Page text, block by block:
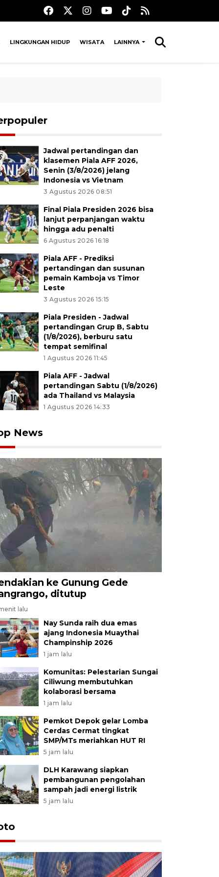
LINGKUNGAN HIDUP WISATA LAINNYA
Jadwal pertandingan dan
klasemen Piala AFF 2026,
Senin (3/8/2026) jelang
Indonesia vs Vietnam
3 Agustus 2026 08:51
Final Piala Presiden 2026 bisa
lanjut perpanjangan waktu
hingga adu penalti
6 Agustus 2026 16:18
Piala AFF - Prediksi
pertandingan dan susunan
pemain Kamboja vs Timor
Leste
3 Agustus 2026 15:15
Piala Presiden - Jadwal
pertandingan Grup B, Sabtu
(1/8/2026), berburu satu
tempat semifinal
1 Agustus 2026 11:45
Piala AFF - Jadwal
pertandingan Sabtu (1/8/2026)
ada Thailand vs Malaysia
1 Agustus 2026 14:33
News
ke Gunung Gede
ditutup
lalu
Nay Sunda raih dua emas
ajang Indonesia Muaythai
Champinship 2026
1 jam lalu
Komunitas: Pelestarian Sungai
Ciliwung membutuhkan
kolaborasi bersama
1 jam lalu
Pemkot Depok gelar Lomba
Cerdas Cermat tingkat
SMP/MTs meriahkan HUT RI
5 jam lalu
DLH Karawang siapkan
pembangunan pengolahan
sampah jadi energi listrik
5 jam lalu